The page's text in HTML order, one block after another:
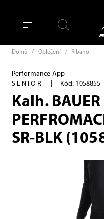
Domů / Oblečení / Ribano
Performance App
SENIOR
Kód: 1058855
Kalh. BAUER
SR-BLK